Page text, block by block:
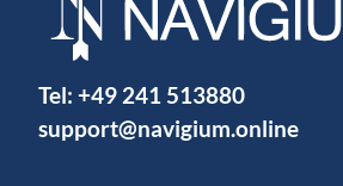
Tel: +49 241 513880
support@navigium.online